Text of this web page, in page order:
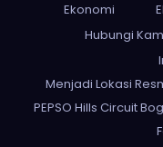
Ekonomi
Hubungi
Menjadi Lokasi
PEPSO Hills Circuit